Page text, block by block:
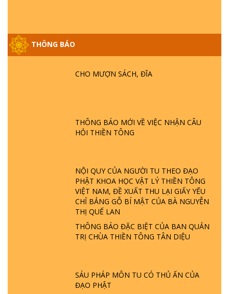
THÔNG BÁO
CHO MƯỢN SÁCH, ĐĨA
THÔNG BÁO MỚI VỀ VIỆC NHẬN CÂU
HỎI THIỀN TÔNG
NỘI QUY CỦA NGƯỜI TU THEO ĐẠO
PHẬT KHOA HỌC VẬT LÝ THIỀN TÔNG
VIỆT NAM, ĐỀ XUẤT THU LẠI GIẤY YẾU
CHỈ BẢNG GỖ BÍ MẬT CỦA BÀ NGUYỄN
THỊ QUẾ LAN
THÔNG BÁO ĐẶC BIỆT CỦA BAN QUẢN
TRỊ CHÙA THIỀN TÔNG TÂN DIỆU
SÁU PHÁP MÔN TU CÓ THỦ ẤN CỦA
ĐẠO PHẬT
GIẢI ĐÁP ĐẶC BIỆT P25 - SUỐT 49 NĂM
PHẬT KHÔNG NÓI? HỘI LONG HOA LÀ
GIẢI ĐÁP ĐẶC BIỆT P23 - THIÊN ĐÀNG Ở
GIẢI ĐÁP THIỀN TÔNG ĐẶC BIỆT P22 - TẠI
SAO TRÁI ĐẤT NHIỀU THIÊN TAI - LŨ LỤT
- HỎA HOẠN | TTTD
GIẢI ĐÁP THIỀN TÔNG ĐẶC BIỆT P21 - TẠI
SAO ĐỨC PHẬT BƯỚC ĐI 7 BƯỚC TRÊN
GIẢI ĐÁP VỀ LỄ TIỄN THIỀN TÔNG SƯ
NGỌC LÂM VỀ PHẬT GIỚI